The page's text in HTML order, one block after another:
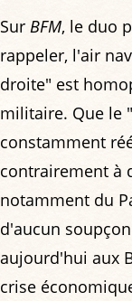
Sur BFM, le duo
rappeler, l'air
droite" est
militaire. Que le
constamment
contrairement à
notamment du
d'aucun
aujourd'hui aux
crise